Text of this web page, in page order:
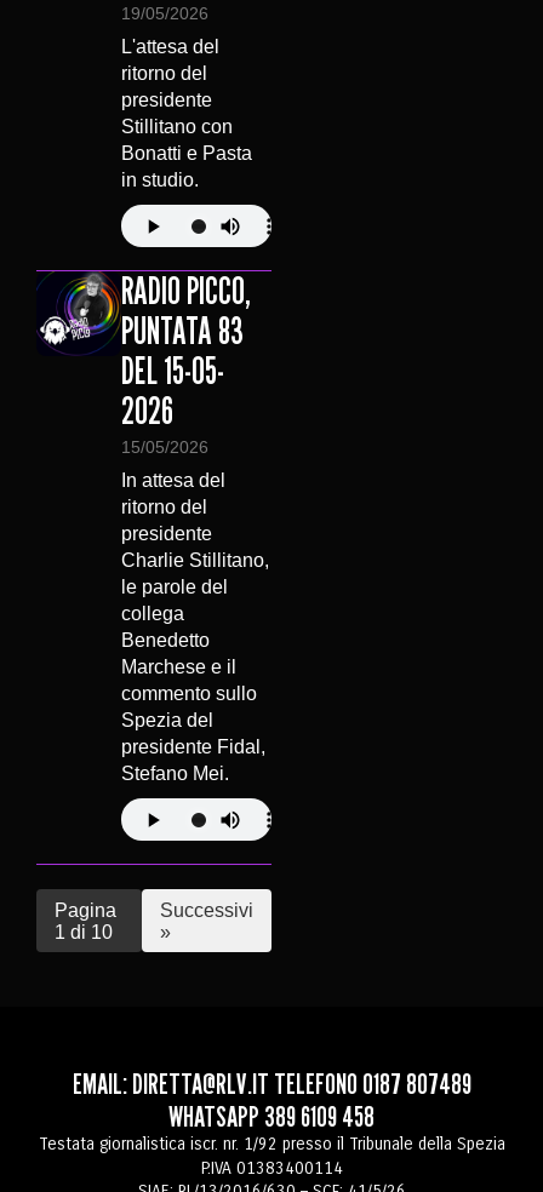
19/05/2026
L'attesa del
ritorno del
presidente
Stillitano con
Bonatti e Pasta
in studio.
RADIO PICCO,
PUNTATA 83
DEL 15-05-
2026
15/05/2026
In attesa del
ritorno del
presidente
Charlie Stillitano,
le parole del
collega
Benedetto
Marchese e il
commento sullo
Spezia del
presidente Fidal,
Stefano Mei.
Pagina
1 di 10
Successivi
»
EMAIL:DIRETTA@RLV.IT TELEFONO 0187 807489
WHATSAPP 389 6109 458
Testata giornalistica iscr. nr. 1/92 presso il Tribunale della Spezia
P.IVA 01383400114